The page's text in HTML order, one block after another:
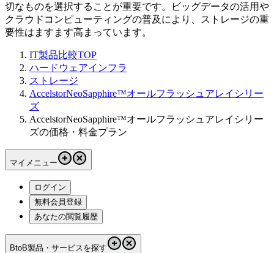
切なものを選択することが重要です。ビッグデータの活用や
クラウドコンピューティングの普及により、ストレージの重
要性はますます高まっています。
IT製品比較TOP
ハードウェアインフラ
ストレージ
AccelstorNeoSapphire™オールフラッシュアレイシリー
ズ
AccelstorNeoSapphire™オールフラッシュアレイシリー
ズの価格・料金プラン
マイメニュー
ログイン
無料会員登録
あなたの閲覧履歴
BtoB製品・サービスを探す